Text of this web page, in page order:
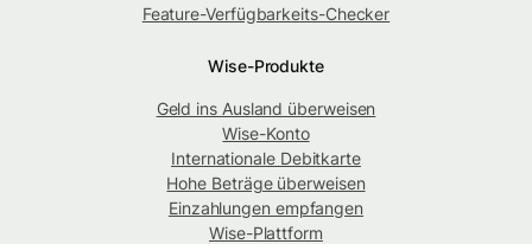
Feature-Verfügbarkeits-Checker
Wise-Produkte
Geld ins Ausland überweisen
Wise-Konto
Internationale Debitkarte
Hohe Beträge überweisen
Einzahlungen empfangen
Wise-Plattform